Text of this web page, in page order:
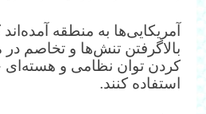
آمریکایی‌ها به منطقه
بالا‌گرفتن تنش‌ها و تخاصم در
کردن توان نظامی و
استفاده کنند.